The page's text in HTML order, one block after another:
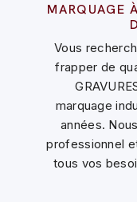
MARQUAGE
Vous
frapper de
marquage
années.
professionnel
tous vos